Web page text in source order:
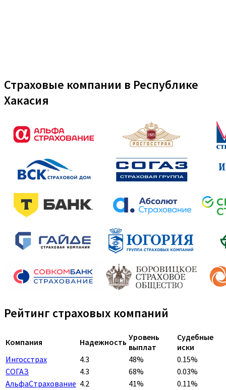
Страховые компании в Республике
Хакасия
Рейтинг страховых компаний
Компания Надежность Уровень
выплат
Судебные
иски
Ингосстрах
4.3 48%
0.15%
СОГАЗ
4.3 68%
0.03%
АльфаСтрахование 4.2 41%
0.11%